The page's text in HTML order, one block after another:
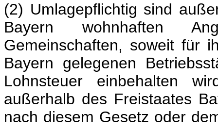
(2) Umlagepflichtig sind
Bayern wohnhaften
Gemeinschaften, soweit für
Bayern gelegenen
Lohnsteuer einbehalten
außerhalb des Freistaates
nach diesem Gesetz oder